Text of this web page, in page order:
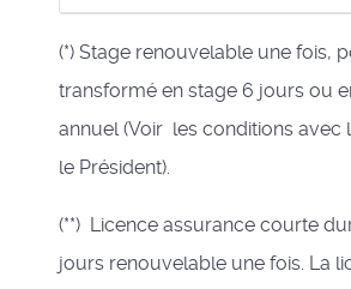
(*) Stage renouvelable une fois,
transformé en stage 6 jours ou
annuel (Voir les conditions avec
le Président).
(**) Licence assurance courte
jours renouvelable une fois. La